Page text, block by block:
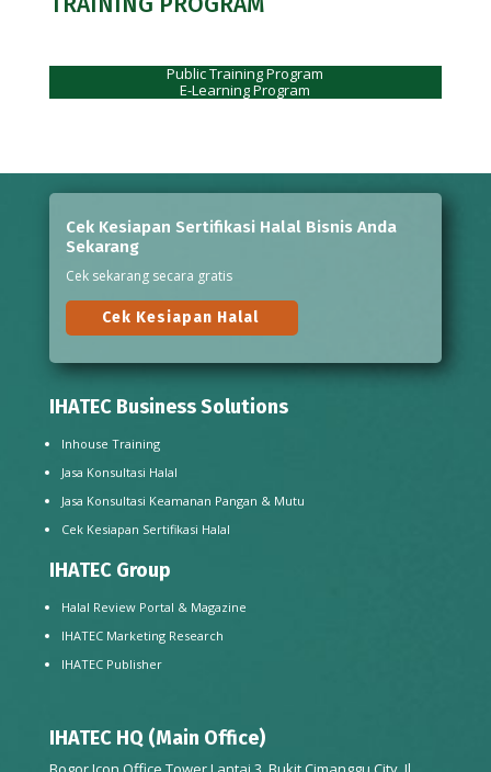
Public Training Program
E-Learning Program
Cek Kesiapan Sertifikasi Halal Bisnis Anda
Sekarang
Cek sekarang secara gratis
Cek Kesiapan Halal
IHATEC Business Solutions
Inhouse Training
Jasa Konsultasi Halal
Jasa Konsultasi Keamanan Pangan & Mutu
Cek Kesiapan Sertifikasi Halal
IHATEC Group
Halal Review Portal & Magazine
IHATEC Marketing Research
IHATEC Publisher
IHATEC HQ (Main Office)